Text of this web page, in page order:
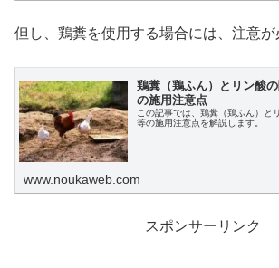
但し、鶏糞を使用する場合には、注意が
鶏糞（鶏ふん）とリン酸
の施用注意点
この記事では、鶏糞（鶏ふん）と
等の施用注意点を解説します。
www.noukaweb.com
スポンサーリンク